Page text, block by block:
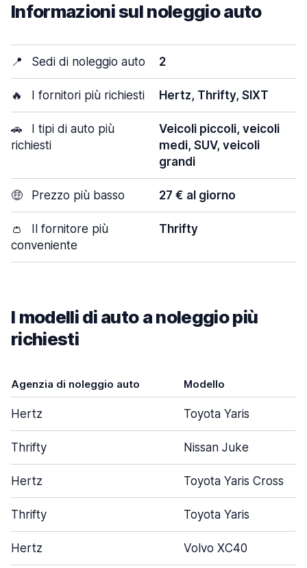
Informazioni sul noleggio auto
📍 Sedi di noleggio auto 2
🔥 I fornitori più richiesti Hertz, Thrifty, SIXT
🚗
I tipi di auto più
richiesti
Veicoli piccoli, veicoli
medi, SUV, veicoli
grandi
🤑 Prezzo più basso 27 € al giorno
👛
Il fornitore più
conveniente
Thrifty
I modelli di auto a noleggio più
richiesti
Agenzia di noleggio auto Modello
Hertz Toyota Yaris
Thrifty Nissan Juke
Hertz Toyota Yaris Cross
Thrifty Toyota Yaris
Hertz Volvo XC40